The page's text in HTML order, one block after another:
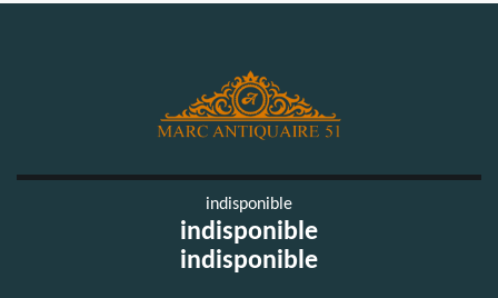
indisponible
indisponible
indisponible